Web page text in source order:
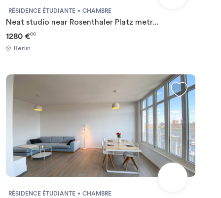
RÉSIDENCE ÉTUDIANTE CHAMBRE
Neat studio near Rosenthaler Platz metr...
1280 €CC
Berlin
RÉSIDENCE ÉTUDIANTE CHAMBRE